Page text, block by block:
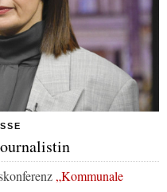
„Kommunale